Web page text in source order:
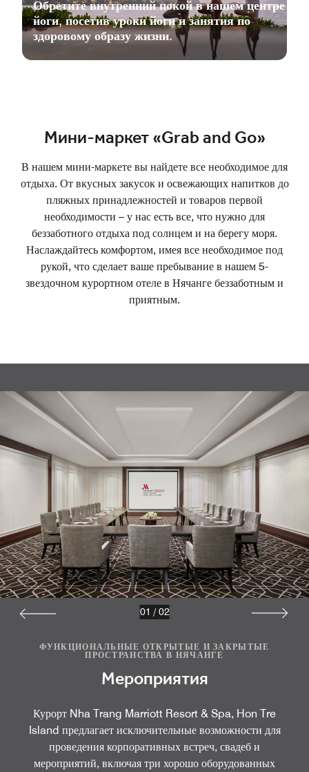
Обретите внутренний покой в нашем центре
йоги, посетив уроки йоги и занятия по
здоровому образу жизни.
Мини-маркет «Grab and Go»
В нашем мини-маркете вы найдете все необходимое для
отдыха. От вкусных закусок и освежающих напитков до
пляжных принадлежностей и товаров первой
необходимости – у нас есть все, что нужно для
беззаботного отдыха под солнцем и на берегу моря.
Наслаждайтесь комфортом, имея все необходимое под
рукой, что сделает ваше пребывание в нашем 5-
звездочном курортном отеле в Нячанге беззаботным и
приятным.
ФУНКЦИОНАЛЬНЫЕ ОТКРЫТЫЕ И ЗАКРЫТЫЕ
ПРОСТРАНСТВА В НЯЧАНГЕ
Мероприятия
Курорт Nha Trang Marriott Resort & Spa, Hon Tre
Island предлагает исключительные возможности для
проведения корпоративных встреч, свадеб и
мероприятий, включая три хорошо оборудованных
01 / 02